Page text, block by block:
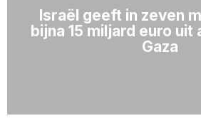
Israël geeft in zeven
bijna 15 miljard euro uit
Gaza